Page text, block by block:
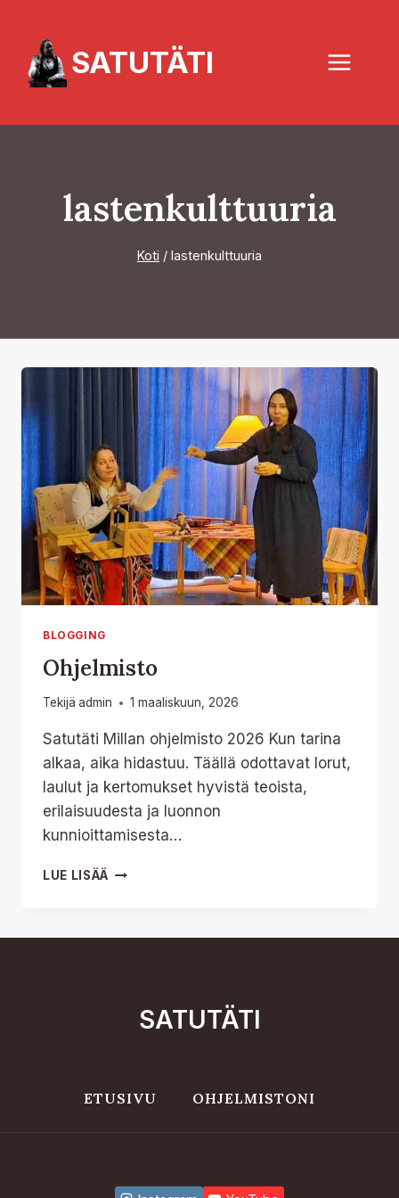
sisältöön
SATUTÄTI
lastenkulttuuria
Koti / lastenkulttuuria
BLOGGING
Ohjelmisto
Tekijä admin 1 maaliskuun, 2026
Satutäti Millan ohjelmisto 2026 Kun tarina
alkaa, aika hidastuu. Täällä odottavat lorut,
laulut ja kertomukset hyvistä teoista,
erilaisuudesta ja luonnon
kunnioittamisesta…
LUE LISÄÄ OHJELMISTO
SATUTÄTI
ETUSIVU OHJELMISTONI